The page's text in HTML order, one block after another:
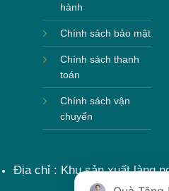
hành
Chính sách bảo mật
Chính sách thanh
toán
Chính sách vận
chuyển
Địa chỉ : Khu sản xuất làng